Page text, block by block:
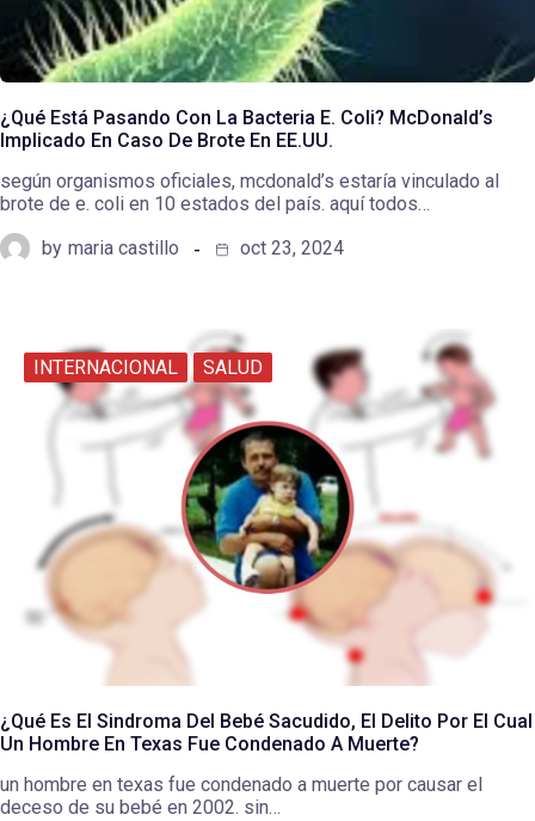
¿Qué Está Pasando Con La Bacteria E. Coli? McDonald’s
Implicado En Caso De Brote En EE.UU.
según organismos oficiales, mcdonald’s estaría vinculado al
brote de e. coli en 10 estados del país. aquí todos…
by maria castillo oct 23, 2024
INTERNACIONAL SALUD
¿Qué Es El Sindroma Del Bebé Sacudido, El Delito Por El Cual
Un Hombre En Texas Fue Condenado A Muerte?
un hombre en texas fue condenado a muerte por causar el
deceso de su bebé en 2002. sin…